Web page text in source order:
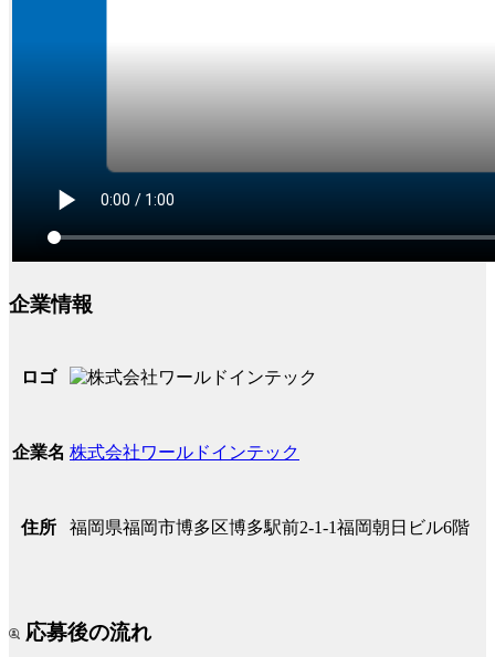
企業情報
ロゴ
企業名 株式会社ワールドインテック
住所 福岡県福岡市博多区博多駅前2-1-1福岡朝日ビル6階
応募後の流れ